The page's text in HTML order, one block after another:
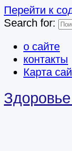
Перейти к
Search for:
о сайте
контакты
Карта